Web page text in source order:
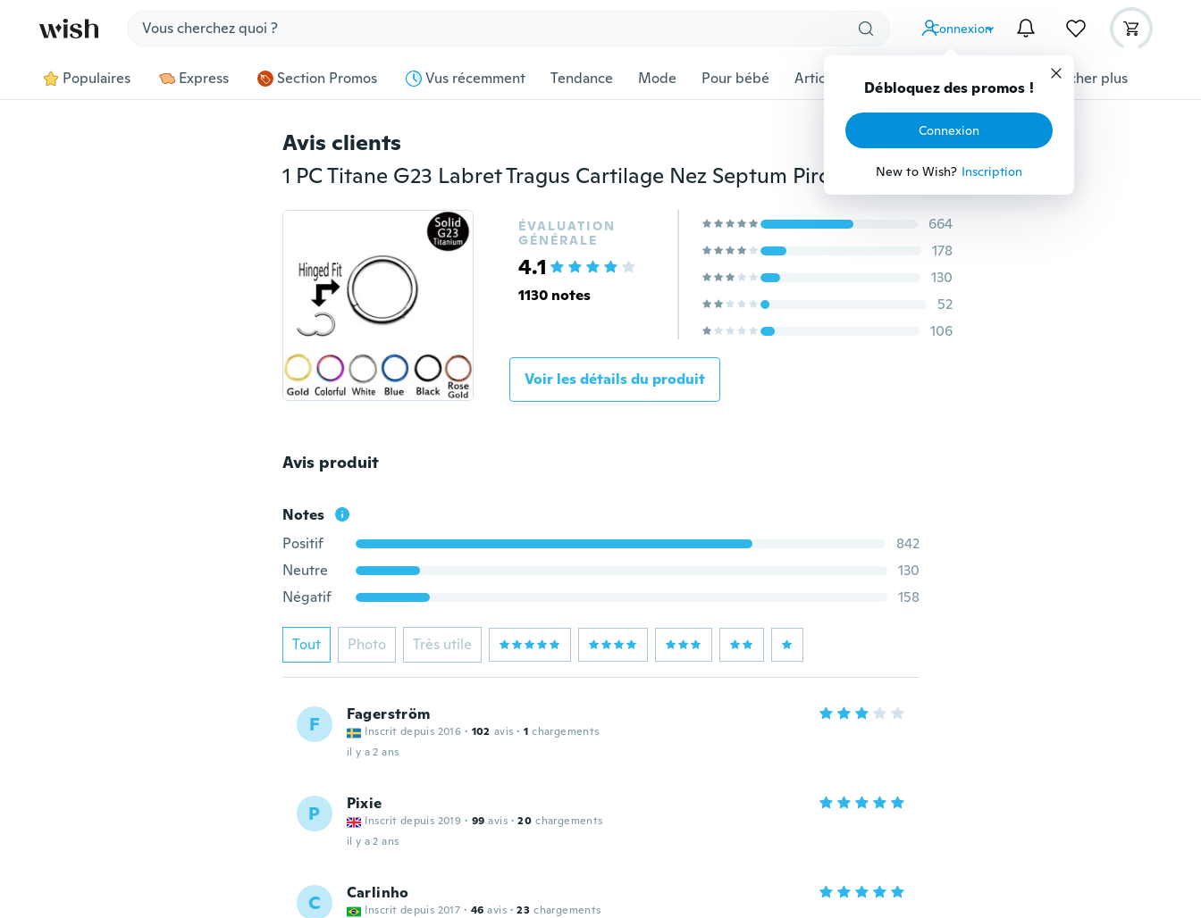
Connexion
Débloquez des promos !
Connexion
New to Wish? Inscription
Populaires Express Section Promos Vus récemment Tendance Mode Pour bébé Articles pour animaux domestiques Afficher plus
Avis clients
1 PC Titane G23 Labret Tragus Cartilage Nez Septum Pircing Corps Pircing Bijoux Articulé Segment Anneau Clicker, 16 jauge ou 14 jauge
ÉVALUATION
GÉNÉRALE
4.1
1130 notes
664
178
130
52
106
Voir les détails du produit
Avis produit
Notes
Positif
842
Neutre
130
Négatif
158
Tout Photo Très utile
F Fagerström
Inscrit depuis 2016 · 102 avis · 1 chargements
il y a 2 ans
P Pixie
Inscrit depuis 2019 · 99 avis · 20 chargements
il y a 2 ans
C Carlinho
Inscrit depuis 2017 · 46 avis · 23 chargements